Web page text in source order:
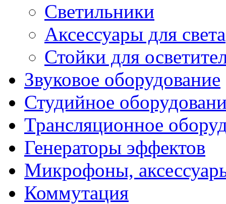
Светильники
Аксессуары для света
Стойки для
Звуковое оборудование
Студийное
Трансляционное
Генераторы эффектов
Микрофоны,
Коммутация